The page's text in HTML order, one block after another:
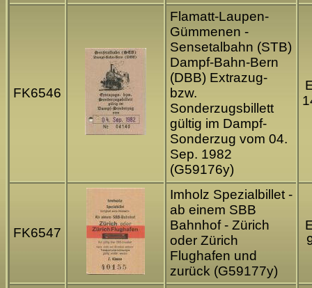
FK6546
Flamatt-Laupen-
Gümmenen -
Sensetalbahn (STB)
Dampf-Bahn-Bern
(DBB) Extrazug-
bzw.
Sonderzugsbillett
gültig im Dampf-
Sonderzug vom 04.
Sep. 1982
(G59176y)
FK6547
Imholz Spezialbillet -
ab einem SBB
Bahnhof - Zürich
oder Zürich
Flughafen und
zurück (G59177y)